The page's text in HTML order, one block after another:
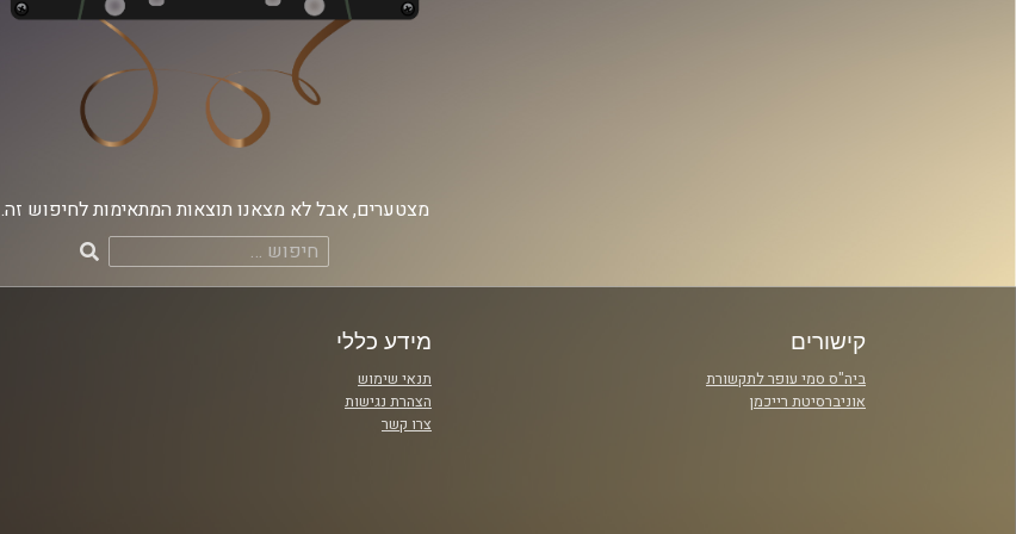
מצטערים, אבל לא מצאנו תוצאות המתאימות לחיפוש זה.
חיפוש:
קישורים
ביה"ס סמי עופר לתקשורת
אוניברסיטת רייכמן
מידע כללי
תנאי שימוש
הצהרת נגישות
צרו קשר